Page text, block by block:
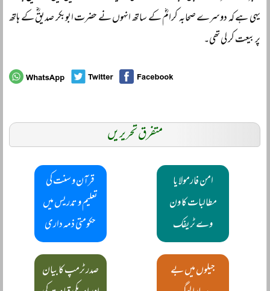
یہی ہے کہ دوسرے صحابہ کرامؓ کے ساتھ انہوں نے حضرت ابوبکر صدیقؓ کے ہاتھ
پر بیعت کر لی تھی۔
متفرق تحریریں
امن فارمولا یا
مطالبات کا ون
وے ٹریفک
قرآن و سنت کی
تعلیم و تدریس میں
حکومتی ذمہ داری
جیلوں میں بے
صدر ٹرمپ کا بیان